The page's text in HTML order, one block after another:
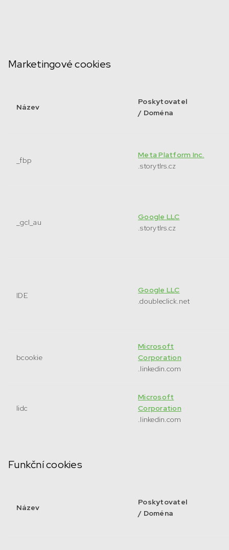
Marketingové cookies
Název
Poskytovatel
/ Doména
_fbp
Meta Platform Inc.
.storytlrs.cz
_gcl_au
Google LLC
.storytlrs.cz
IDE
Google LLC
.doubleclick.net
bcookie
Microsoft
Corporation
.linkedin.com
lidc
Microsoft
Corporation
.linkedin.com
Funkční cookies
Název
Poskytovatel
/ Doména